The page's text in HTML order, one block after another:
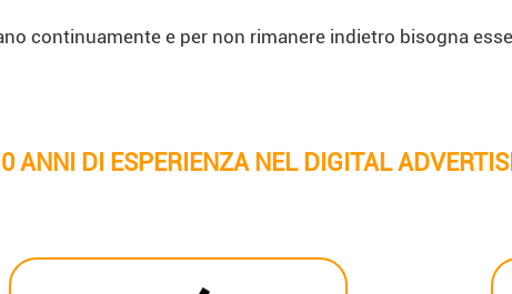
continuamente e per non rimanere indietro bisogna
ANNI DI ESPERIENZA NEL DIGITAL